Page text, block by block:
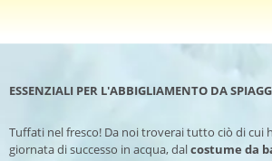
ESSENZIALI PER L'ABBIGLIAMENTO DA
Tuffati nel fresco! Da noi troverai tutto ciò di cui
giornata di successo in acqua, dalcostume da